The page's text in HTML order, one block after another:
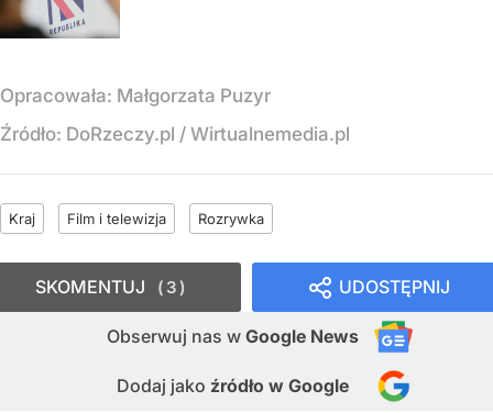
Opracowała: Małgorzata Puzyr
Źródło: DoRzeczy.pl / Wirtualnemedia.pl
Kraj Film i telewizja Rozrywka
UDOSTĘPNIJ
Obserwuj nas w Google News
Dodaj jako źródło w Google
SKOMENTUJ 3